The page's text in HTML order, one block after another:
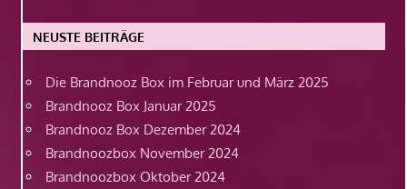
NEUSTE BEITRÄGE
Die Brandnooz Box im Februar und März 2025
Brandnooz Box Januar 2025
Brandnooz Box Dezember 2024
Brandnoozbox November 2024
Brandnoozbox Oktober 2024